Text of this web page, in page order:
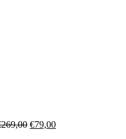
269,00 €79,00